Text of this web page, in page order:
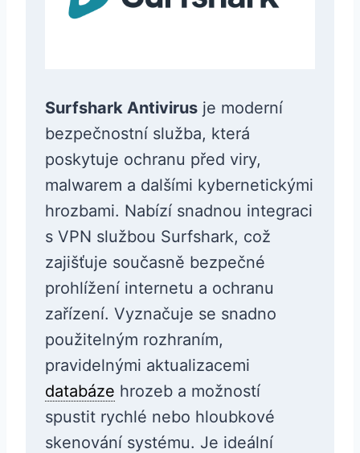
Surfshark Antivirus je moderní
bezpečnostní služba, která
poskytuje ochranu před viry,
malwarem a dalšími kybernetickými
hrozbami. Nabízí snadnou integraci
s VPN službou Surfshark, což
zajišťuje současně bezpečné
prohlížení internetu a ochranu
zařízení. Vyznačuje se snadno
použitelným rozhraním,
pravidelnými aktualizacemi
databáze hrozeb a možností
spustit rychlé nebo hloubkové
skenování systému. Je ideální